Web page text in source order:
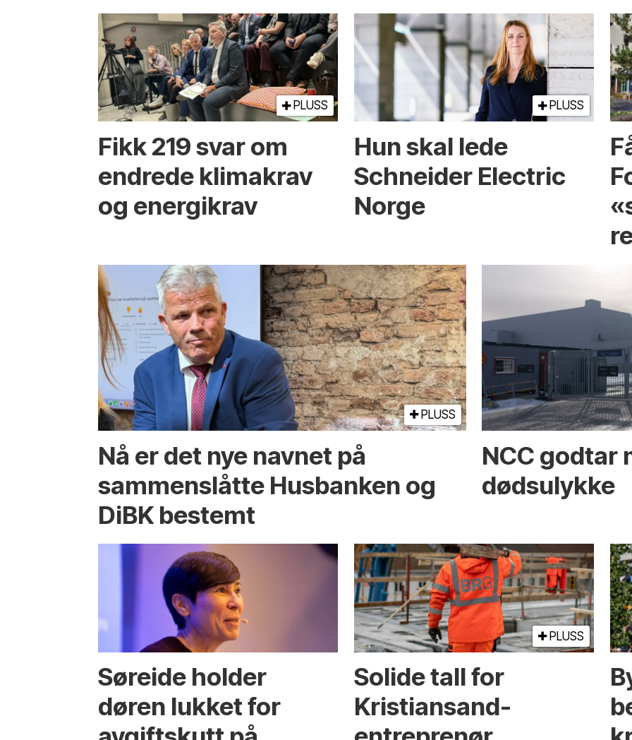
PLUSS
Fikk 219 svar om
endrede klimakrav
og energikrav
PLUSS
Hun skal lede
Schneider Electric
Norge
PLUSS
Nå er det nye navnet på
sammenslåtte Husbanken og
DiBK bestemt
NCC godtar
dødsulykke
Søreide holder
døren lukket for
PLUSS
Solide tall for
Kristiansand-